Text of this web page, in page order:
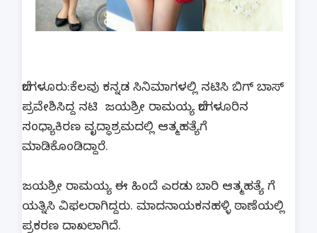
ಬೆಂಗಳೂರು:ಕೆಲವು ಕನ್ನಡ ಸಿನಿಮಾಗಳಲ್ಲಿ ನಟಿಸಿ ಬಿಗ್ ಬಾಸ್
ಪ್ರವೇಶಿಸಿದ್ದ ನಟಿ ಜಯಶ್ರೀ‌ ರಾಮಯ್ಯ ಬೆಂಗಳೂರಿನ
ಸಂಧ್ಯಾಕಿರಣ ವೃದ್ಧಾಶ್ರಮದಲ್ಲಿ ಆತ್ಮಹತ್ಯೆಗೆ
ಮಾಡಿಕೊಂಡಿದ್ದಾರೆ.
ಜಯಶ್ರೀ ರಾಮಯ್ಯ ಈ ಹಿಂದೆ ಎರಡು ಬಾರಿ ಆತ್ಮಹತ್ಯೆ ಗೆ
ಯತ್ನಿಸಿ ವಿಫಲರಾಗಿದ್ದರು. ಮಾದನಾಯಕನಹಳ್ಳಿ ಠಾಣೆಯಲ್ಲಿ
ಪ್ರಕರಣ ದಾಖಲಾಗಿದೆ.